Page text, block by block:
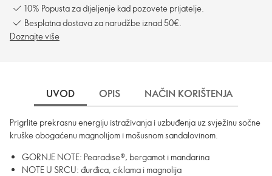
10% Popusta za dijeljenje kad pozovete prijatelje.
Besplatna dostava za narudžbe iznad 50€.
Doznajte više
UVOD OPIS NAČIN KORIŠTENJA
Prigrlite prekrasnu energiju istraživanja i uzbuđenja uz svježinu sočne
kruške obogaćenu magnolijom i mošusnom sandalovinom.
GORNJE NOTE: Pearadise®, bergamot i mandarina
NOTE U SRCU: đurđica, ciklama i magnolija